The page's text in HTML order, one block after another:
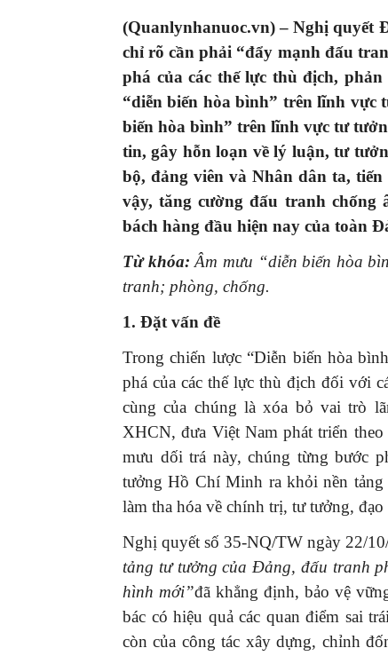
(Quanlynhanuoc.vn) – Nghị quyết
chỉ rõ cần phải “đẩy mạnh đấu
phá của các thế lực thù địch, phản
“diễn biến hòa bình” trên lĩnh vực
biến hòa bình” trên lĩnh vực tư
tin, gây hỗn loạn về lý luận, tư
bộ, đảng viên và Nhân dân ta,
vậy, tăng cường đấu tranh chống
bách hàng đầu hiện nay của toàn
Từ khóa: Âm mưu “diễn biến hòa
tranh; phòng, chống.
1. Đặt vấn đề
Trong chiến lược “Diễn biến hòa
phá của các thế lực thù địch đối với
cùng của chúng là xóa bỏ vai trò
XHCN, đưa Việt Nam phát triển
mưu dối trá này, chúng từng bước
tưởng Hồ Chí Minh ra khỏi nền
làm tha hóa về chính trị, tư tưởng,
Nghị quyết số 35-NQ/TW ngày 22/
tảng tư tưởng của Đảng, đấu tranh
hình mới”đã khẳng định, bảo vệ
bác có hiệu quả các quan điểm sai
còn của công tác xây dựng, chỉnh